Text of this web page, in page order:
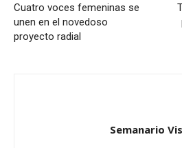
Cuatro voces femeninas se
unen en el novedoso
proyecto radial
Semanario